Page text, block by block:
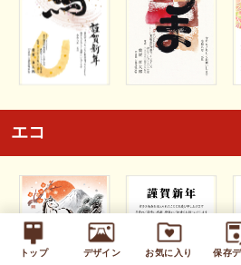
トップ デザイン お気に入り 保存
エコ